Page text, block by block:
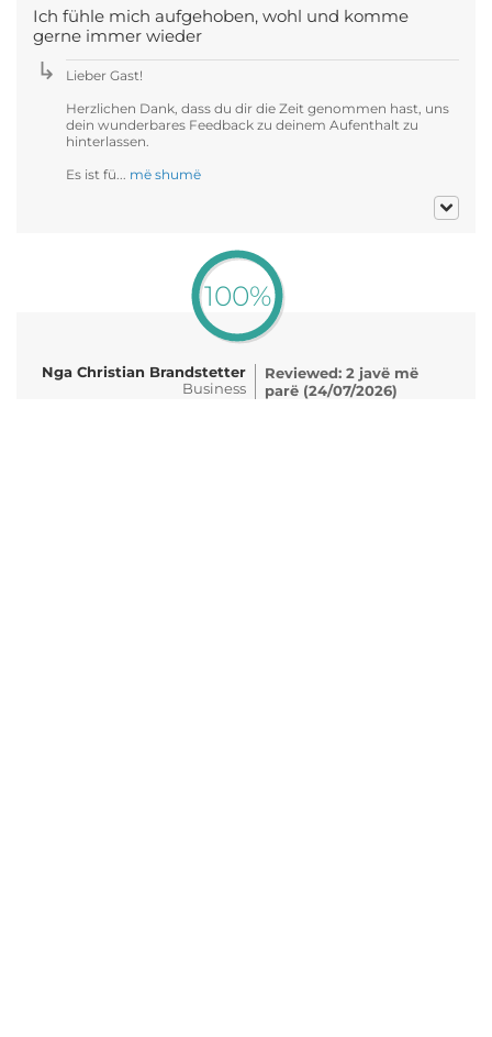
Ich fühle mich aufgehoben, wohl und komme
gerne immer wieder
Lieber Gast!
Herzlichen Dank, dass du dir die Zeit genommen hast, uns
dein wunderbares Feedback zu deinem Aufenthalt zu
hinterlassen.
Es ist fü... më shumë
100%
Nga Christian Brandstetter
Business
Reviewed: 2 javë më
parë (24/07/2026)